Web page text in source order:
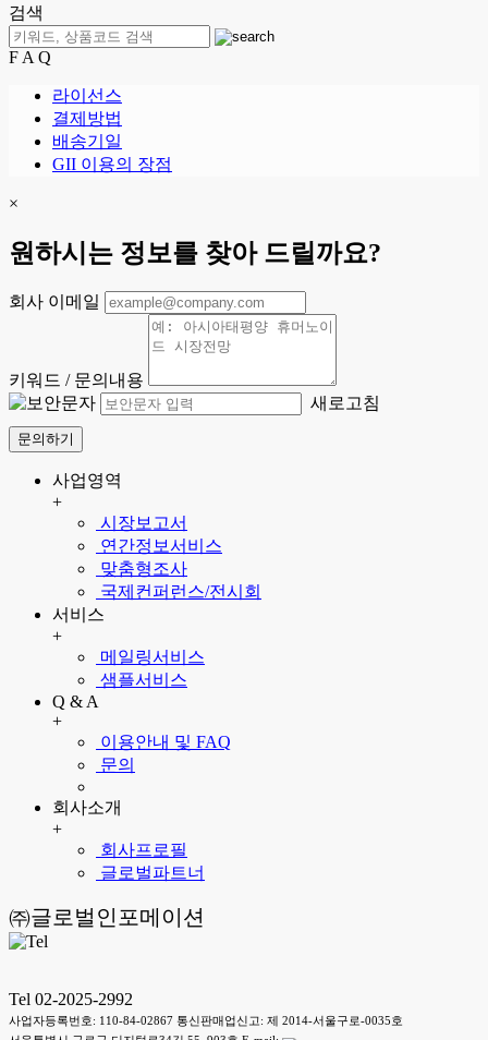
검색
F A Q
라이선스
결제방법
배송기일
GII 이용의 장점
×
원하시는 정보를 찾아 드릴까요?
회사 이메일
키워드 / 문의내용
새로고침
문의하기
사업영역
+
시장보고서
연간정보서비스
맞춤형조사
국제컨퍼런스/전시회
서비스
+
메일링서비스
샘플서비스
Q & A
+
이용안내 및 FAQ
문의
회사소개
+
회사프로필
글로벌파트너
㈜글로벌인포메이션
Tel 02-2025-2992
사업자등록번호: 110-84-02867 통신판매업신고: 제 2014-서울구로-0035호